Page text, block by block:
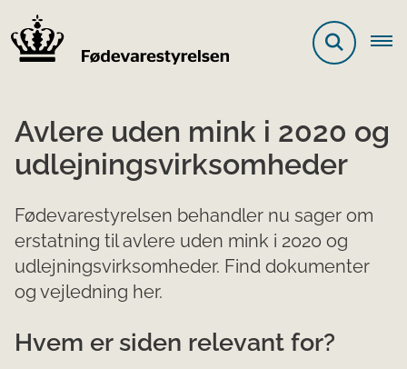
Avlere uden mink i 2020 og
udlejningsvirksomheder
Fødevarestyrelsen behandler nu sager om
erstatning til avlere uden mink i 2020 og
udlejningsvirksomheder. Find dokumenter
og vejledning her.
Hvem er siden relevant for?